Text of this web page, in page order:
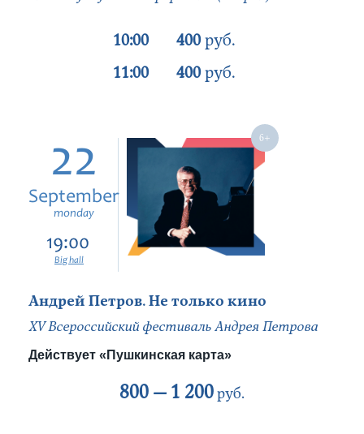
10:00 400руб.
11:00
400руб.
22
September
monday
19:00
Big hall
Андрей Петров. Не только кино
XV Всероссийский фестиваль Андрея Петрова
Действует «Пушкинская карта»
800 —1 200руб.